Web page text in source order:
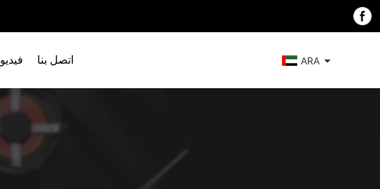
فيديو اتصل بنا ARA